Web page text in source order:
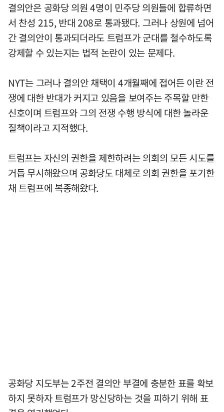
결의안은 공화당 의원 4명이 민주당 의원들에 합류하면
서 찬성 215, 반대 208로 통과됐다. 그러나 상원에 넘어
간 결의안이 통과되더라도 트럼프가 군대를 철수하도록
강제할 수 있는지는 법적 논란이 있는 문제다.
NYT는 그러나 결의안 채택이 4개월째에 접어든 이란 전
쟁에 대한 반대가 커지고 있음을 보여주는 주목할 만한
신호이며 트럼프와 그의 전쟁 수행 방식에 대한 놀라운
질책이라고 지적했다.
트럼프는 자신의 권한을 제한하려는 의회의 모든 시도를
거듭 무시해왔으며 공화당도 대체로 의회 권한을 포기한
채 트럼프에 복종해왔다.
공화당 지도부는 2주전 결의안 부결에 충분한 표를 확보
하지 못하자 트럼프가 망신당하는 것을 피하기 위해 표